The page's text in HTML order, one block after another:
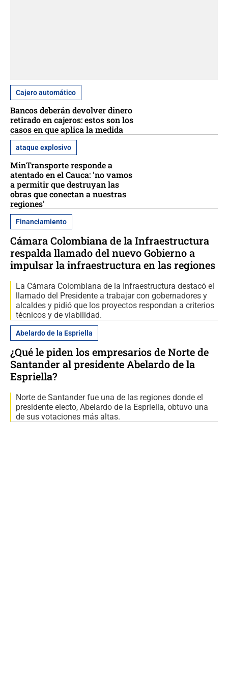
Cajero automático
Bancos deberán devolver dinero
retirado en cajeros: estos son los
casos en que aplica la medida
ataque explosivo
MinTransporte responde a
atentado en el Cauca: 'no vamos
a permitir que destruyan las
obras que conectan a nuestras
regiones'
Financiamiento
Cámara Colombiana de la Infraestructura
respalda llamado del nuevo Gobierno a
impulsar la infraestructura en las regiones
La Cámara Colombiana de la Infraestructura destacó el
llamado del Presidente a trabajar con gobernadores y
alcaldes y pidió que los proyectos respondan a criterios
técnicos y de viabilidad.
Abelardo de la Espriella
¿Qué le piden los empresarios de Norte de
Santander al presidente Abelardo de la
Espriella?
Norte de Santander fue una de las regiones donde el
presidente electo, Abelardo de la Espriella, obtuvo una
de sus votaciones más altas.